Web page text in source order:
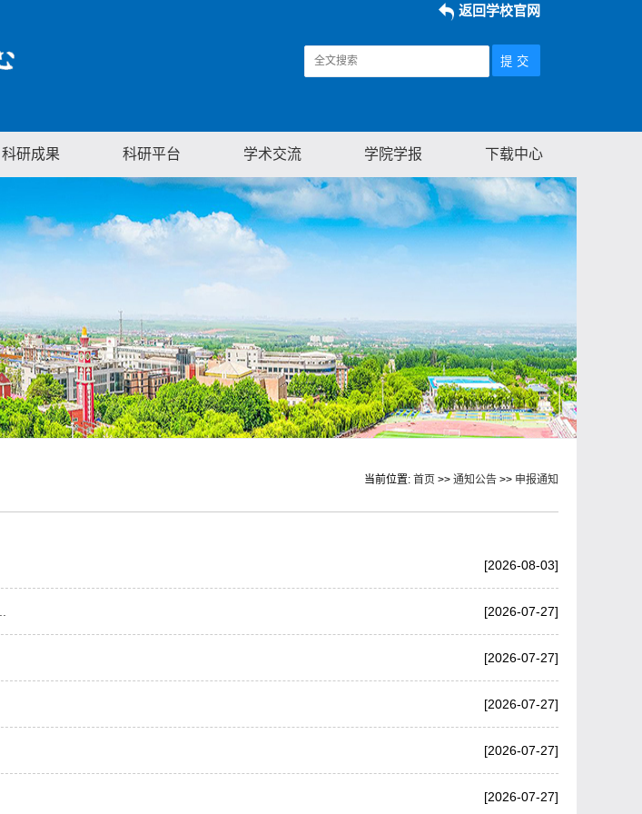
返回学校官网
科研成果 科研平台 学术交流 学院学报 下载中心
当前位置: 首页 >> 通知公告 >> 申报通知
[2026-08-03]
[2026-07-27]
[2026-07-27]
[2026-07-27]
[2026-07-27]
[2026-07-27]